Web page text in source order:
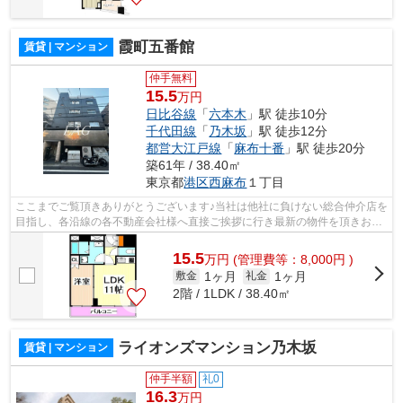
賃貸 | マンション 霞町五番館
仲手無料
15.5万円
日比谷線 「六本木 」駅 徒歩10分
千代田線 「 乃木坂 」駅 徒歩12分
都営大江戸線 「麻布十番 」駅 徒歩20分
築61年 / 38.40㎡
東京都港区西麻布 １丁目
ここまでご覧頂きありがとうございます♪当社は他社に負けない総合仲介店を
目指し、各沿線の各不動産会社様へ直接ご挨拶に行き最新の物件を頂きお客
様へ提供しております！最新の情報は...
15.5万円 (管理費等：8,000円 )
敷金 1ヶ月 礼金
1ヶ月
2階 / 1LDK / 38.40㎡
賃貸 | マンション ライオンズマンション乃木坂
仲手半額 礼0
16.3万円